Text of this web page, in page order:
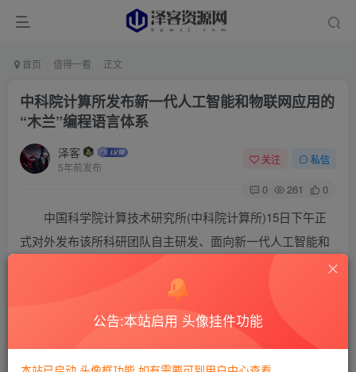
首页 值得一看 正文
中科院计算所发布新一代人工智能和物联网应用的
“木兰”编程语言体系
泽客
5年前发布
关注 私信
0 261 0
中国科学院计算技术研究所(中科院计算所)15日下午正
式对外发布该所科研团队自主研发、面向新一代人工智能和
包，供全球用户免费下载获取。
“木兰”编程语言体系由中科院计算所计算机体系结
构国家重点实验室编译技术团队主导研发，该团队一直深耕
公告:本站启用 头像挂件功能